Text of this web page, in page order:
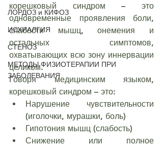
ЛОРДОЗ и КИФОЗ
ИСХИАЛГИЯ
СТЕНОЗ
МЕТОДЫ ФИЗИОТЕРАПИИ ПРИ
ЗАБОЛЕВАНИЯ
корешковый синдром – это
одновременные проявления боли,
слабости мышц, онемения и
остальных симптомов,
охватывающих всю зону иннервации
целиком.
Говоря медицинским языком,
корешковый синдром – это:
Нарушение чувствительности
(иголочки, мурашки, боль)
Гипотония мышц (слабость)
Снижение или полное